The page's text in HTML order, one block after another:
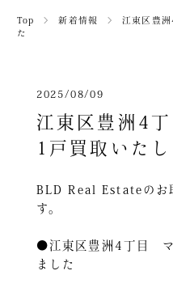
Top ＞ 新着情報 ＞
江東区豊洲
た
2025/08/09
江東区豊洲4
1戸買取いた
BLD Real Estateのお
す。
●江東区豊洲4丁目 マ
ました